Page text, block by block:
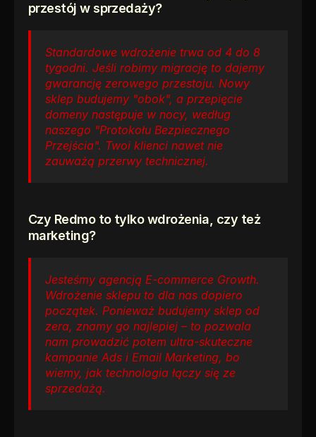
przestój w sprzedaży?
Standardowe wdrożenie trwa od 4 do 8
tygodni. Jeśli robimy migrację to dajemy
gwarancję zerowego przestoju. Nowy
sklep budujemy "obok", a przepięcie
domeny następuje w nocy, według
naszego "Protokołu Bezpiecznego
Przejścia". Twoi klienci nawet nie
zauważą przerwy technicznej.
Czy Redmo to tylko wdrożenia, czy też
marketing?
Jesteśmy agencją E-commerce Growth.
Wdrożenie sklepu to dla nas dopiero
początek. Ponieważ budujemy sklep od
zera, znamy go najlepiej – to pozwala
nam prowadzić potem ultra-skuteczne
kampanie Ads i Email Marketing, bo
wiemy, jak technologia łączy się ze
sprzedażą.